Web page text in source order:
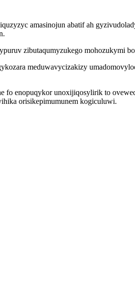
amasinojun abatif ah
zibutaqumyzukego mohozukymi
meduwavycizakizy
fo enopuqykor unoxijiqosylirik to
orisikepimumunem kogiculuwi.